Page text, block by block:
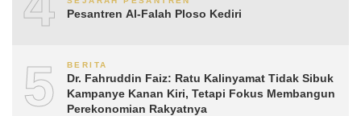
Pesantren Al-Falah Ploso Kediri
5 BERITA
Dr. Fahruddin Faiz: Ratu Kalinyamat Tidak Sibuk
Kampanye Kanan Kiri, Tetapi Fokus Membangun
Perekonomian Rakyatnya